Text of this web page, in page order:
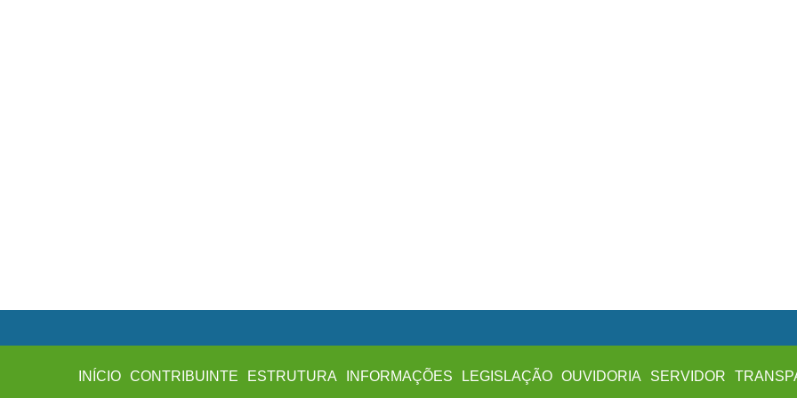
INÍCIO CONTRIBUINTE ESTRUTURA INFORMAÇÕES LEGISLAÇÃO OUVIDORIA SERVIDOR